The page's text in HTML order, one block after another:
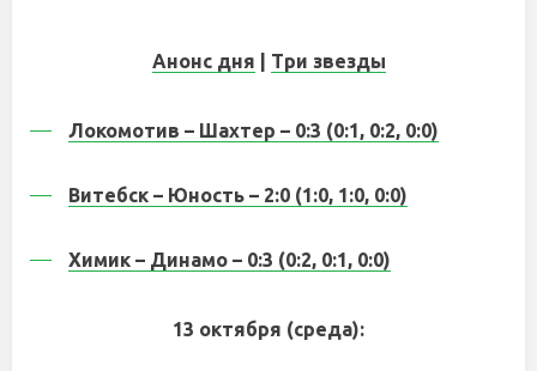
Анонс дня Три звезды
Локомотив – Шахтер – 0:3 (0:1, 0:2, 0:0)
Витебск – Юность – 2:0 (1:0, 1:0, 0:0)
Химик – Динамо – 0:3 (0:2, 0:1, 0:0)
13 октября (среда):